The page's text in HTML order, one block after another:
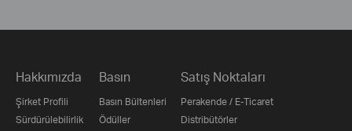
Hakkımızda
Şirket Profili
Sürdürülebilirlik
Basın
Basın Bültenleri
Ödüller
Satış Noktaları
Perakende / E-Ticaret
Distribütörler